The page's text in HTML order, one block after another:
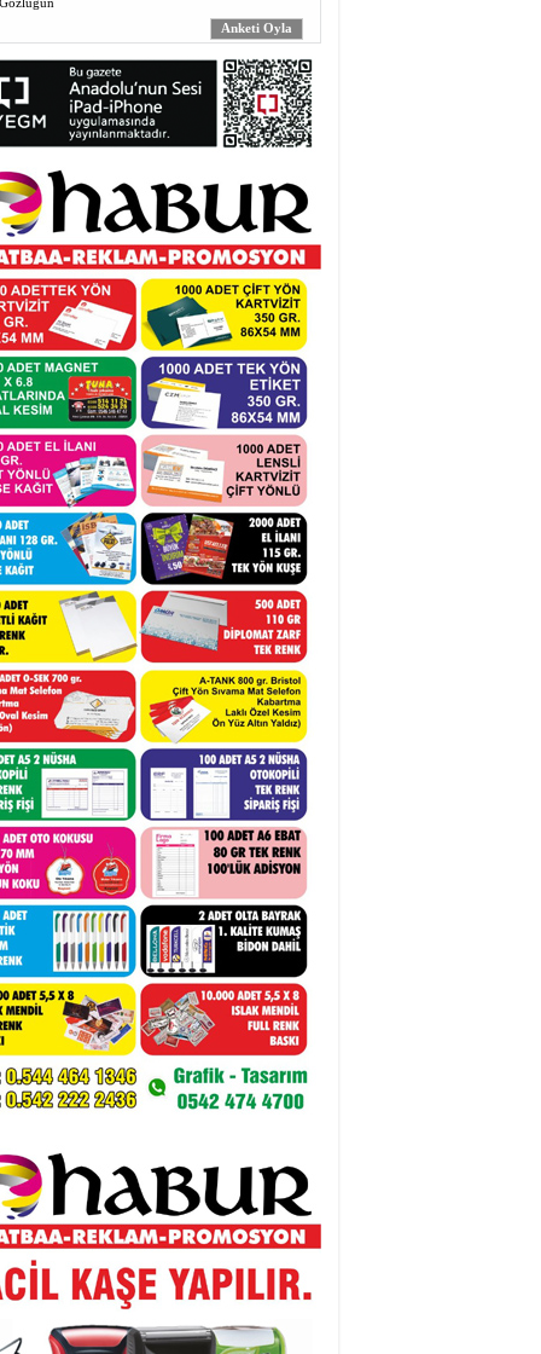
Mahabat İskenderoğlu
TAVUKLAR İŞLERİNİ İHMAL
EDİNCE
Mecit Akgül
Gözlüğün